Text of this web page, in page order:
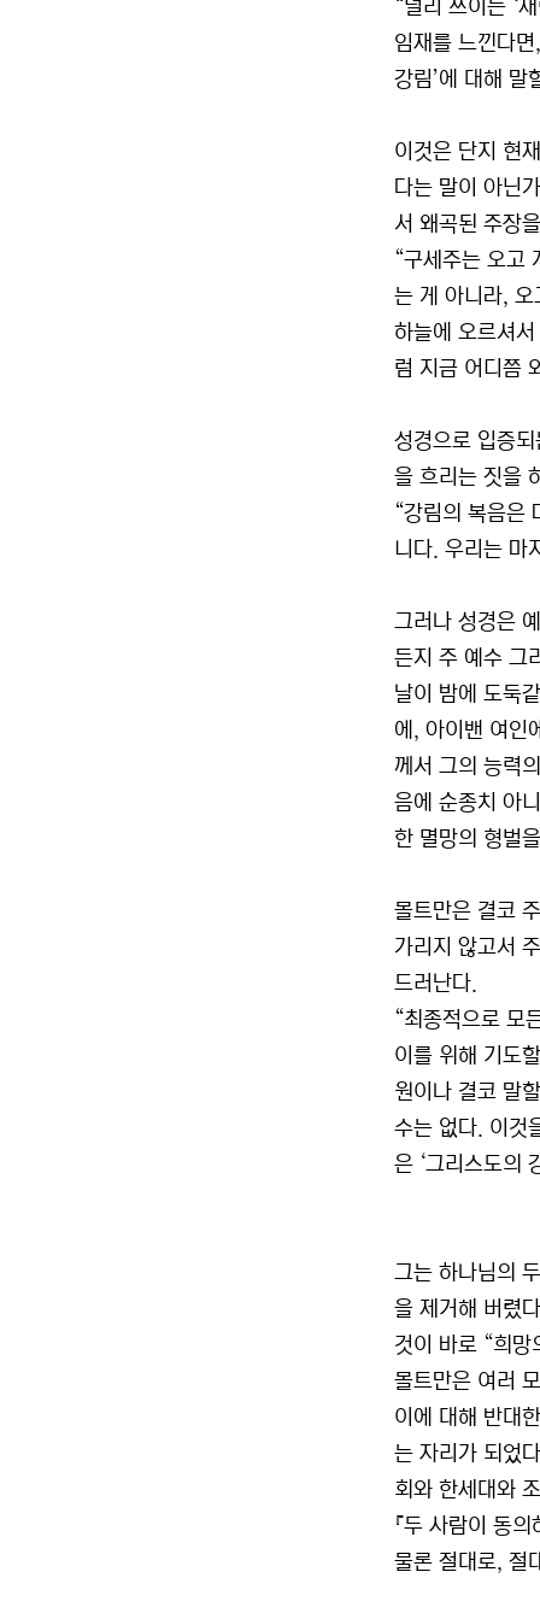
“널리 쓰이는 ‘
임재를 느낀다
강림’에 대해
이것은 단지 현
다는 말이 아닌
서 왜곡된 주장
“구세주는 오고
는 게 아니라, 오
하늘에 오르셔
럼 지금 어디쯤
성경으로 입증
을 흐리는 짓을
“강림의 복음은
니다. 우리는 마
그러나 성경은
든지 주 예수 그
날이 밤에 도둑
에, 아이밴 여인
께서 그의 능력
음에 순종치 아
한 멸망의 형벌
몰트만은 결코
가리지 않고서
드러난다.
“최종적으로 모
이를 위해 기도
원이나 결코 말
수는 없다. 이것
은 ‘그리스도의
그는 하나님의
을 제거해 버렸
것이 바로 “희망
몰트만은 여러
이에 대해 반대
는 자리가 되었
회와 한세대와
『두 사람이 동
물론 절대로, 절